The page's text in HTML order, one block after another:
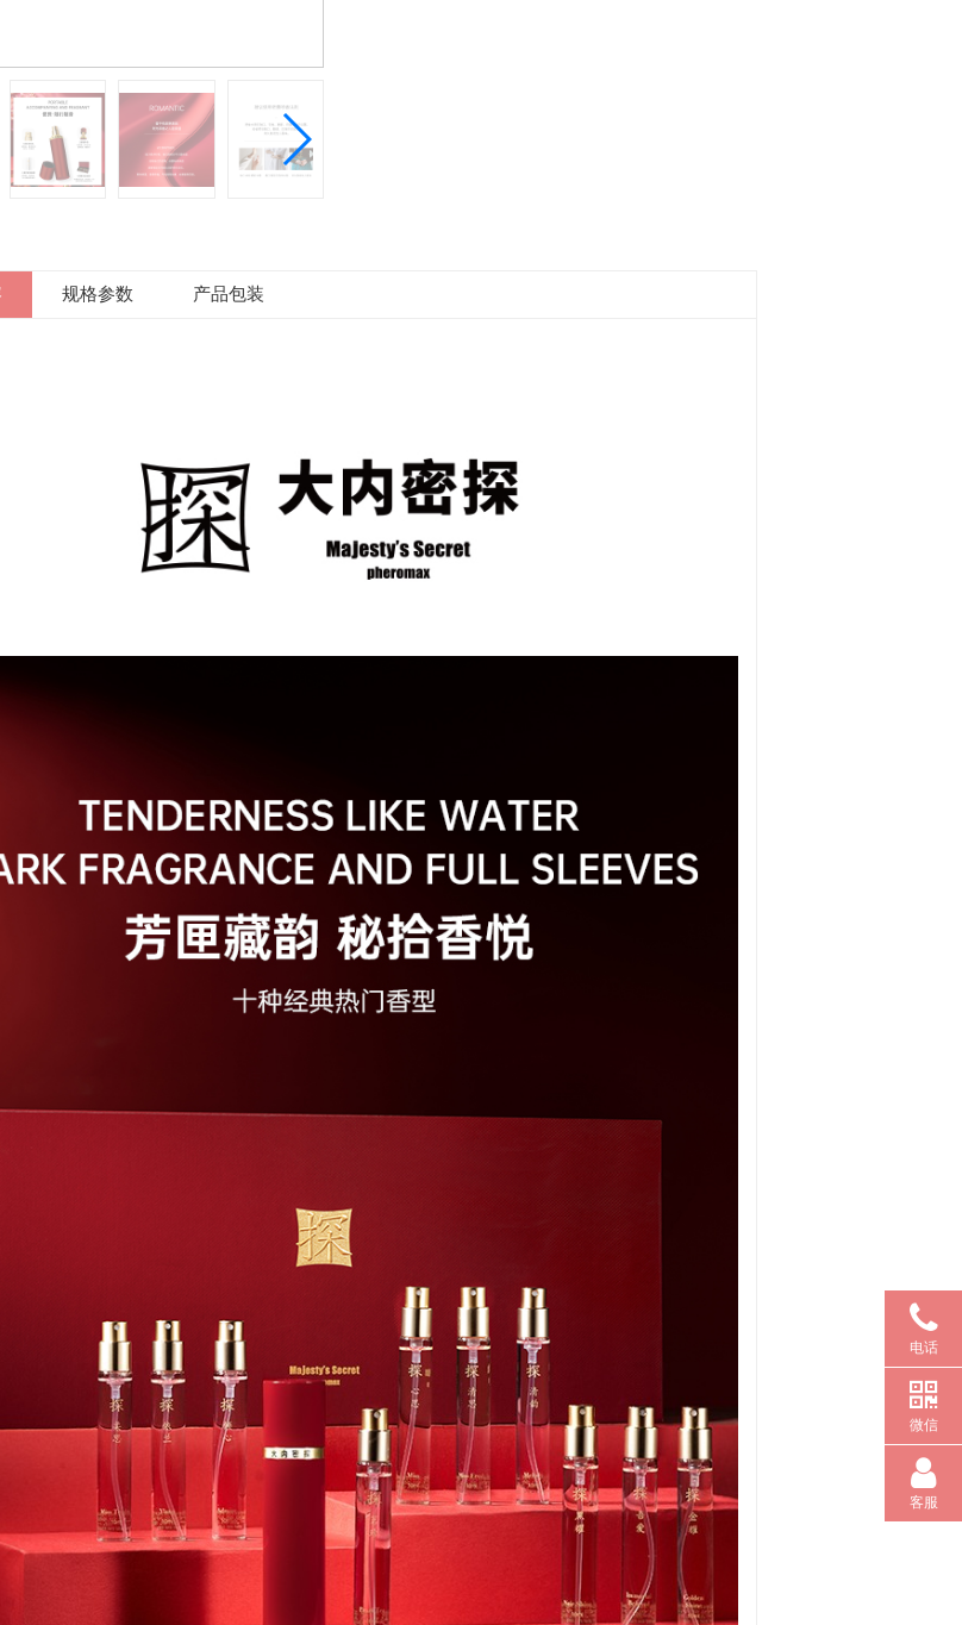
规格参数 产品包装
电话
微信
客服